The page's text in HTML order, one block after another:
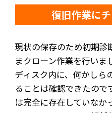
復旧作業に
現状の保存のため初期診
まクローン作業を行いま
ディスク内に、何かしら
ることは確認できたの
は完全に存在していな